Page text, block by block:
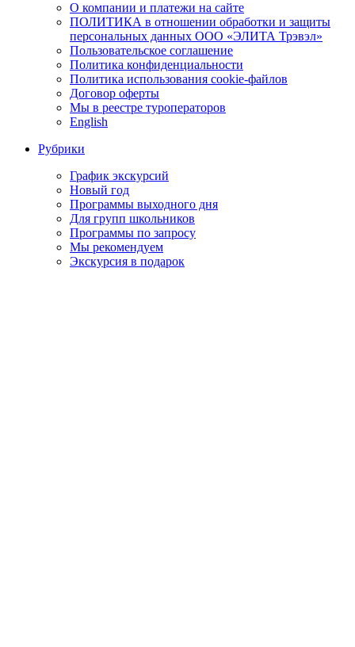
О компании и платежи на сайте
ПОЛИТИКА в отношении обработки и защиты
персональных данных ООО «ЭЛИТА Трэвэл»
Пользовательское соглашение
Политика конфиденциальности
Политика использования cookie-файлов
Договор оферты
Мы в реестре туроператоров
English
Рубрики
График экскурсий
Новый год
Программы выходного дня
Для групп школьников
Программы по запросу
Мы рекомендуем
Экскурсия в подарок